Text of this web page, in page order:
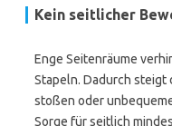
Kein seitlicher
Enge Seitenräume
Stapeln. Dadurch steigt
stoßen oder
Sorge für seitlich